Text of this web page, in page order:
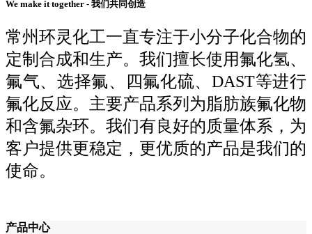
We make it together - 我们共同创造
常州环灵化工一直专注于小分子化合物的
定制合成和生产。我们擅长使用氟化氢、
氟气、选择氟、四氟化硫、DAST等进行
氟化反应。主要产品系列为脂肪族氟化物
和含氟杂环。我们有良好的质量体系，为
客户提供更稳定，更优质的产品是我们的
使命。
产品中心